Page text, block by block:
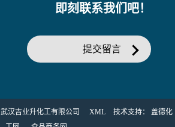
即刻联系我们吧！
提交留言
武汉吉业升化工有限公司 XML 技术支持： 盖德化